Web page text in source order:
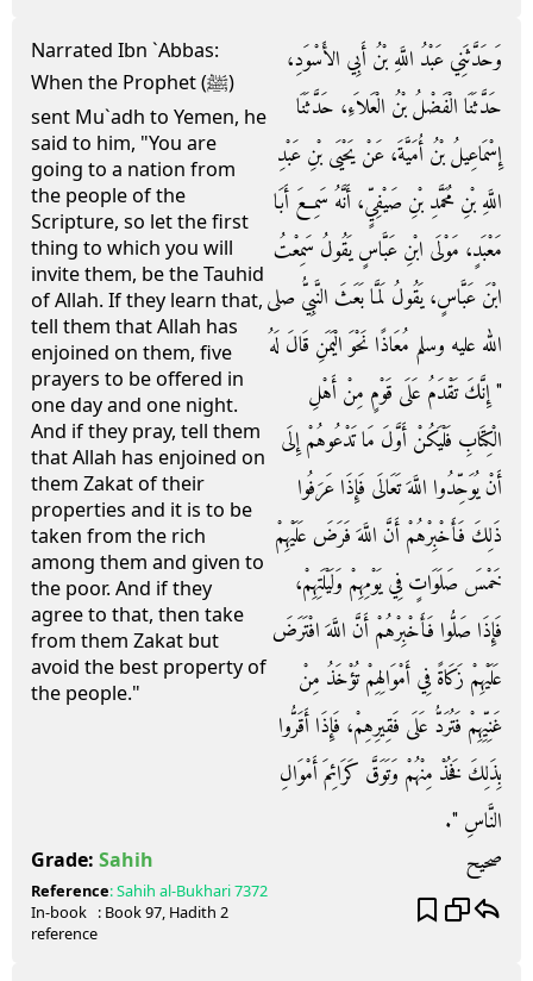
Narrated Ibn `Abbas:
When the Prophet (ﷺ)
sent Mu`adh to Yemen, he
said to him, "You are
going to a nation from
the people of the
Scripture, so let the first
thing to which you will
invite them, be the Tauhid
of Allah. If they learn that,
tell them that Allah has
enjoined on them, five
prayers to be offered in
one day and one night.
And if they pray, tell them
that Allah has enjoined on
them Zakat of their
properties and it is to be
taken from the rich
among them and given to
the poor. And if they
agree to that, then take
from them Zakat but
avoid the best property of
the people."
وَحَدَّثَنِي عَبْدُ اللَّهِ بْنُ أَبِي الأَسْوَدِ،
حَدَّثَنَا الْفَضْلُ بْنُ الْعَلاَءِ، حَدَّثَنَا
إِسْمَاعِيلُ بْنُ أُمَيَّةَ، عَنْ يَحْيَى بْنِ عَبْدِ
اللَّهِ بْنِ مُحَمَّدِ بْنِ صَيْفِيٍّ، أَنَّهُ سَمِعَ أَبَا
مَعْبَدٍ، مَوْلَى ابْنِ عَبَّاسٍ يَقُولُ سَمِعْتُ
ابْنَ عَبَّاسٍ، يَقُولُ لَمَّا بَعَثَ النَّبِيُّ صلى
الله عليه وسلم مُعَاذًا نَحْوَ الْيَمَنِ قَالَ لَهُ
‏"‏ إِنَّكَ تَقْدَمُ عَلَى قَوْمٍ مِنْ أَهْلِ
الْكِتَابِ فَلْيَكُنْ أَوَّلَ مَا تَدْعُوهُمْ إِلَى
أَنْ يُوَحِّدُوا اللَّهَ تَعَالَى فَإِذَا عَرَفُوا
ذَلِكَ فَأَخْبِرْهُمْ أَنَّ اللَّهَ فَرَضَ عَلَيْهِمْ
خَمْسَ صَلَوَاتٍ فِي يَوْمِهِمْ وَلَيْلَتِهِمْ،
فَإِذَا صَلُّوا فَأَخْبِرْهُمْ أَنَّ اللَّهَ افْتَرَضَ
عَلَيْهِمْ زَكَاةً فِي أَمْوَالِهِمْ تُؤْخَذُ مِنْ
غَنِيِّهِمْ فَتُرَدُّ عَلَى فَقِيرِهِمْ، فَإِذَا أَقَرُّوا
بِذَلِكَ فَخُذْ مِنْهُمْ وَتَوَقَّ كَرَائِمَ أَمْوَالِ
النَّاسِ ‏"‏‏.‏
Grade: Sahih صحيح
Reference:Sahih al-Bukhari7372
In-book
reference
: Book97, Hadith 2